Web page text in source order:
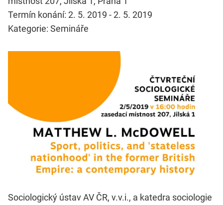
Termín konání: 2. 5. 2019 - 2. 5. 2019
Kategorie: Semináře
Sociologický ústav AV ČR, v.v.i., a katedra sociologie